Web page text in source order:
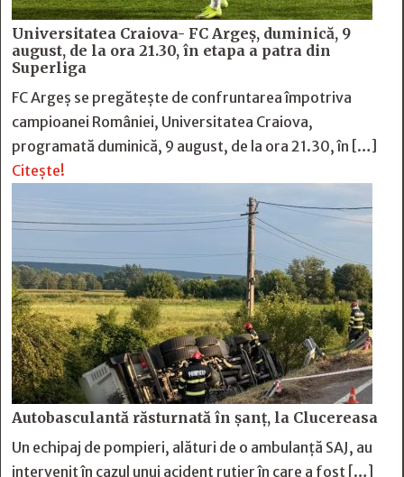
Universitatea Craiova- FC Argeș, duminică, 9
august, de la ora 21.30, în etapa a patra din
Superliga
FC Argeș se pregătește de confruntarea împotriva
campioanei României, Universitatea Craiova,
programată duminică, 9 august, de la ora 21.30, în […]
Citește!
Autobasculantă răsturnată în șanț, la Clucereasa
Un echipaj de pompieri, alături de o ambulanță SAJ, au
intervenit în cazul unui acident rutier în care a fost […]